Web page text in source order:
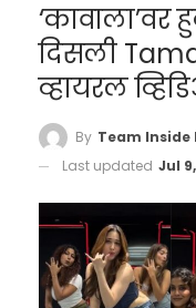
दिसली
व्हायरल
By Team Inside
Last updated Jul